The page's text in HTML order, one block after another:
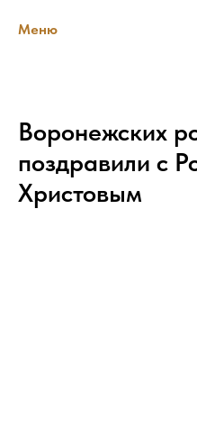
Меню
Воронежских
поздравили с
Христовым